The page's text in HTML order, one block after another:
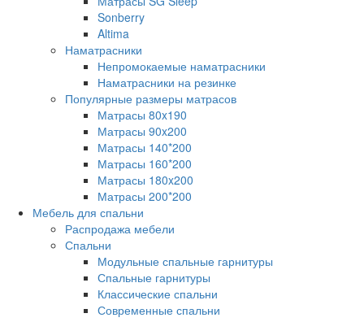
Sonberry
Altima
Наматрасники
Непромокаемые наматрасники
Наматрасники на резинке
Популярные размеры матрасов
Матрасы 80x190
Матрасы 90x200
Матрасы 140*200
Матрасы 160*200
Матрасы 180x200
Матрасы 200*200
Мебель для спальни
Распродажа мебели
Спальни
Модульные спальные гарнитуры
Спальные гарнитуры
Классические спальни
Современные спальни